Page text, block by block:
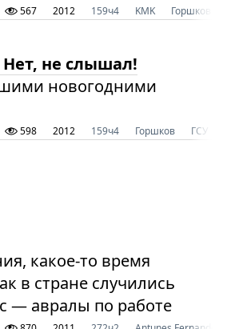
567 2012 159ч4 KMK Горшков
Нет, не слышал!
новогодними
598 2012 159ч4 Горшков ГСУ
какое-то время
в стране случились
— авралы по работе